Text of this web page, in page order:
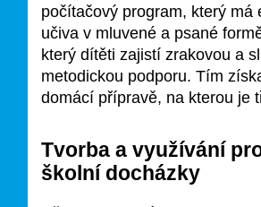
počítačový program, který
učiva v mluvené a psané
který dítěti zajistí zrakovou a
metodickou podporu. Tím
domácí přípravě, na kterou je
Tvorba a využívání
školní docházky